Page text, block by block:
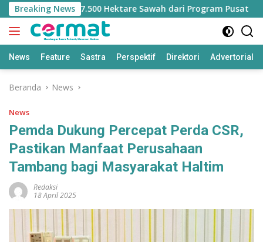
Langsung
ke
konten
Breaking News
Jatah 7.500 Hektare Sawah dari Program Pusat
News Feature Sastra Perspektif Direktori Advertorial
Beranda News
News
Pemda Dukung Percepat Perda CSR,
Pastikan Manfaat Perusahaan
Tambang bagi Masyarakat Haltim
Redaksi
18 April 2025